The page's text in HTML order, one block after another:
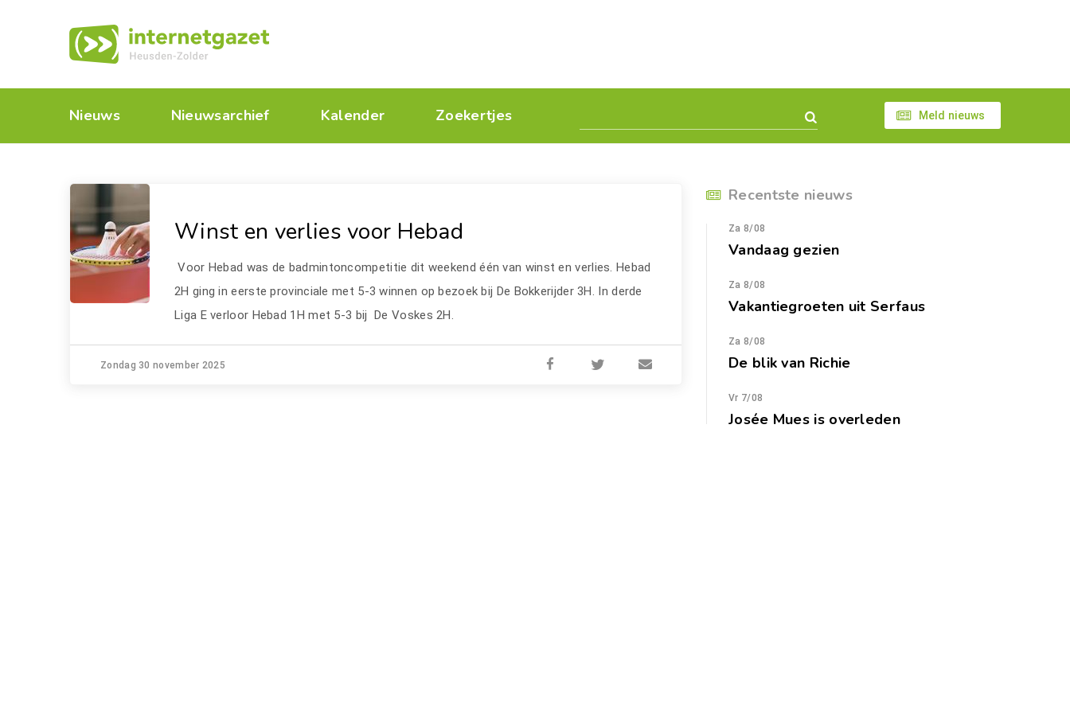
Nieuws Nieuwsarchief Kalender Zoekertjes Meld nieuws
Winst en verlies voor Hebad
Voor Hebad was de badmintoncompetitie dit weekend één van winst en verlies. Hebad
2H ging in eerste provinciale met 5-3 winnen op bezoek bij De Bokkerijder 3H. In derde
Liga E verloor Hebad 1H met 5-3 bij De Voskes 2H.
Zondag 30 november 2025
Recentste nieuws
Za 8/08
Vandaag gezien
Za 8/08
Vakantiegroeten uit Serfaus
Za 8/08
De blik van Richie
Vr 7/08
Josée Mues is overleden